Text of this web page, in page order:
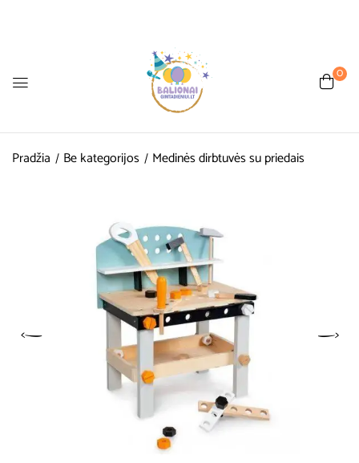
0
Pradžia Be kategorijos Medinės dirbtuvės su priedais